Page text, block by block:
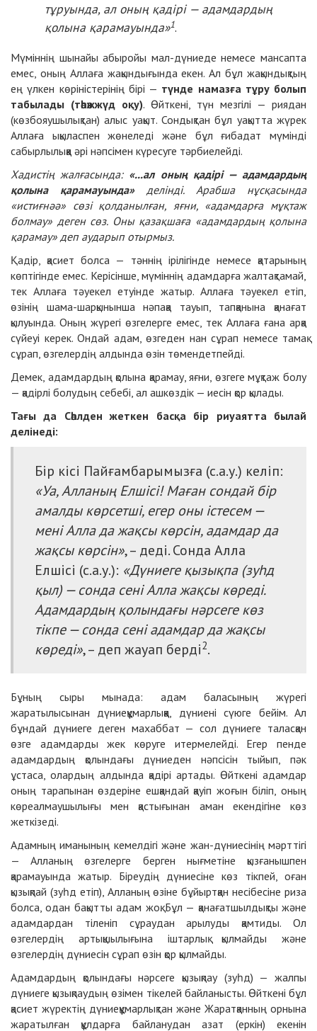
тұруында, ал оның қадірі — адамдардың
қолына қарамауында»1.
Мүміннің шынайы абыройы мал-дүниеде немесе мансапта
емес, оның Аллаға жақындығында екен. Ал бұл жақындықтың
ең үлкен көріністерінің бірі — түнде намазға тұру болып
табылады (тәһәжжүд оқу). Өйткені, түн мезгілі — риядан
(көзбояушылықтан) алыс уақыт. Сондықтан бұл уақытта жүрек
Аллаға ықыласпен жөнеледі және бұл ғибадат мүмінді
сабырлылыққа әрі нәпсімен күресуге тәрбиелейді.
Хадистің жалғасында: «...ал оның қадірі— адамдардың
қолына қарамауында»
делінді. Арабша нұсқасында
«истиғнәә» сөзі қолданылған, яғни, «адамдарға мұқтаж
болмау» деген сөз. Оны қазақшаға «адамдардың қолына
қарамау» деп аударып отырмыз.
Қадір, қасиет болса — тәннің ірілігінде немесе қатарының
көптігінде емес. Керісінше, мүміннің адамдарға жалтақтамай,
тек Аллаға тәуекел етуінде жатыр. Аллаға тәуекел етіп,
өзінің шама-шарқынынша нәпақа тауып, тапқанына қанағат
қылуында. Оның жүрегі өзгелерге емес, тек Аллаға ғана арқа
сүйеуі керек. Ондай адам, өзгеден нан сұрап немесе тамақ
сұрап, өзгелердің алдында өзін төмендетпейді.
Демек, адамдардың қолына қарамау, яғни, өзгеге мұқтаж болу
— қадірлі болудың себебі, ал ашкөздік — иесін қор қылады.
Тағы да Сәһлден жеткен басқа бір риуаятта былай
делінеді:
Бір кісі Пайғамбарымызға (с.а.у.) келіп:
«Уа, Алланың Елшісі! Маған сондай бір
амалды көрсетші, егер оны істесем —
мені Алла да жақсы көрсін, адамдар да
жақсы көрсін», – деді. Сонда Алла
Елшісі (с.а.у.): «Дүниеге қызықпа (зуһд
қыл) — сонда сені Алла жақсы көреді.
Адамдардың қолындағы нәрсеге көз
тікпе — сонда сені адамдар да жақсы
көреді», – деп жауап берді2.
Бұның сыры мынада: адам баласының жүрегі
жаратылысынан дүниеқұмарлыққа, дүниені сүюге бейім. Ал
бұндай дүниеге деген махаббат — сол дүниеге таласқан
өзге адамдарды жек көруге итермелейді. Егер пенде
адамдардың қолындағы дүниеден нәпсісін тыйып, пәк
ұстаса, олардың алдында қадірі артады. Өйткені адамдар
оның тарапынан өздеріне ешқандай қауіп жоғын біліп, оның
көреалмаушылығы мен қастығынан аман екендігіне көз
жеткізеді.
Адамның иманының кемелдігі және жан-дүниесінің мәрттігі
— Алланың өзгелерге берген нығметіне қызғанышпен
қарамауында жатыр. Біреудің дүниесіне көз тікпей, оған
қызықпай (зуһд етіп), Алланың өзіне бұйыртқан несібесіне риза
болса, одан бақытты адам жоқ. Бұл — қанағатшылдықты және
адамдардан тіленіп сұраудан арылуды қамтиды. Ол
өзгелердің артықшылығына іштарлық қылмайды және
өзгелердің дүниесін сұрап өзін қор қылмайды.
Адамдардың қолындағы нәрсеге қызықпау (зуһд) — жалпы
дүниеге қызықпаудың өзімен тікелей байланысты. Өйткені бұл
қасиет жүректің дүниеқұмарлықтан және Жаратқанның орнына
жаратылған құлдарға байланудан азат (еркін) екенін